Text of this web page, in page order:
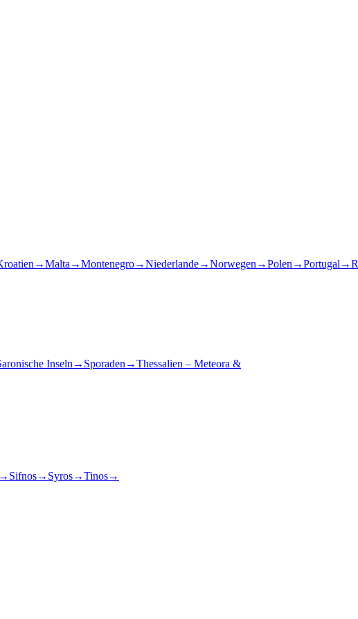
→Malta →Montenegro→Niederlande→Norwegen →Polen →Portugal →
Inseln → Sporaden →Thessalien – Meteora &
→ Sifnos→ Syros→Tinos→